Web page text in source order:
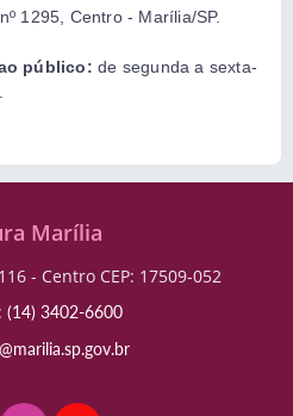
1295, Centro - Marília/SP.
público: de segunda a sexta-
Marília
- Centro CEP: 17509-052
(14) 3402-6600